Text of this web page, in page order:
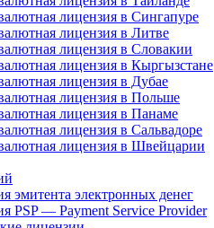
лицензия в Сингапуре
лицензия в Литве
лицензия в Словакии
лицензия в Кыргызстане
лицензия в Дубае
лицензия в Польше
лицензия в Панаме
лицензия в Сальвадоре
лицензия в Швейцарии
эмитента электронных денег
PSP — Payment Service Provider